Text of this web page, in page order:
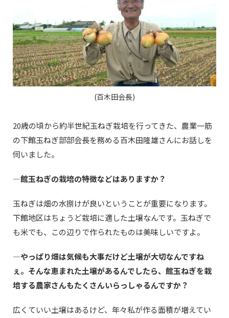
(百木田会長)
20歳の頃から約半世紀玉ねぎ栽培を行ってきた、農業一筋
の下館玉ねぎ部部会長を務める百木田隆雄さんにお話しを
伺いました。
—館玉ねぎの栽培の特徴などはありますか？
玉ねぎは畑の水捌けが良いということが重要になります。
下館地区はちょうど栽培に適した土壌なんです。玉ねぎで
も米でも、この辺りで作られたものは美味しいですよ。
—やっぱり畑は気候も大事だけど土壌が大切なんですね
ぇ。そんな恵まれた土壌があるんでしたら、館玉ねぎを栽
培する農家さんもたくさんいらっしゃるんですか？
広くていい土壌はあるけど、年々私が作る面積が増えてい